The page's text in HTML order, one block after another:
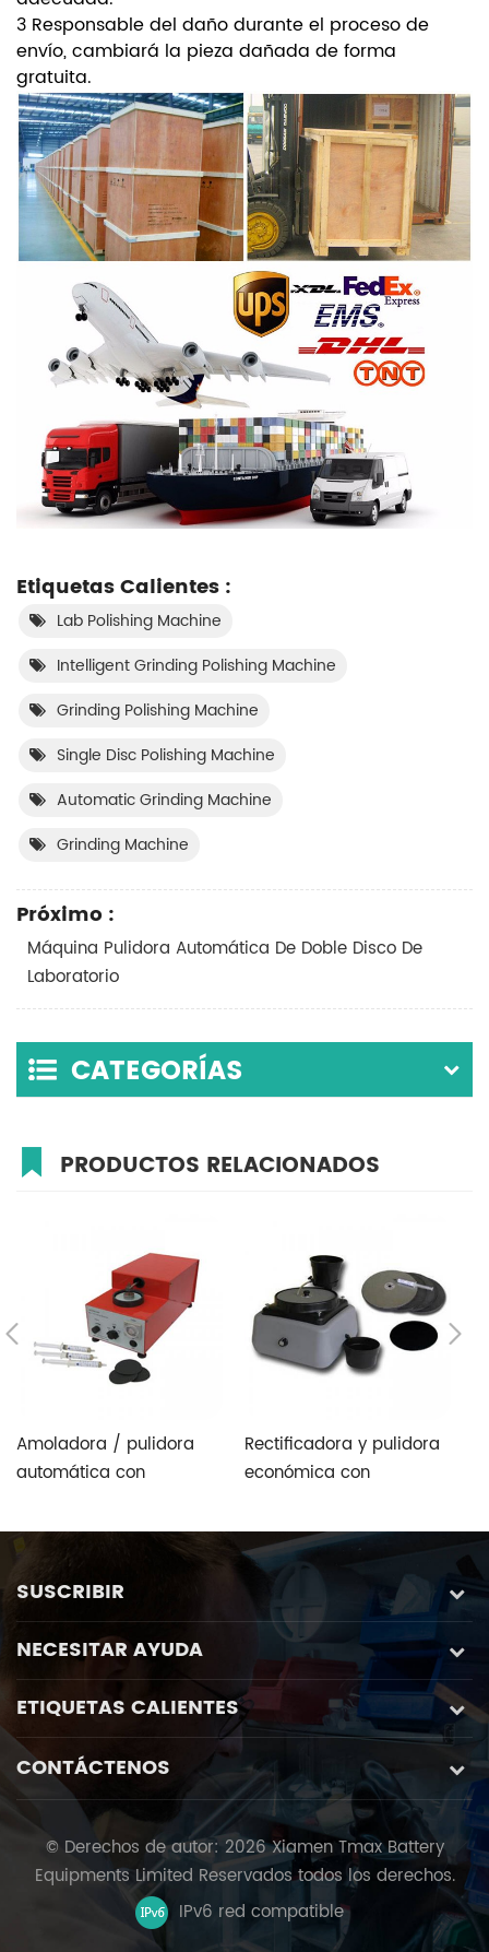
3 Responsable del daño durante el proceso de
envío, cambiará la pieza dañada de forma
gratuita.
Etiquetas Calientes :
Lab Polishing Machine
Intelligent Grinding Polishing Machine
Grinding Polishing Machine
Single Disc Polishing Machine
Automatic Grinding Machine
Grinding Machine
Próximo :
Máquina Pulidora Automática De Doble Disco De
Laboratorio
CATEGORÍAS
PRODUCTOS RELACIONADOS
Amoladora / pulidora
automática con
Rectificadora y pulidora
económica con
para lapeado de
diamantes - EQ-Unipol-
SUSCRIBIR
NECESITAR AYUDA
ETIQUETAS CALIENTES
CONTÁCTENOS
© Derechos de autor: 2026 Xiamen Tmax Battery
Equipments Limited Reservados todos los derechos.
IPv6 red compatible